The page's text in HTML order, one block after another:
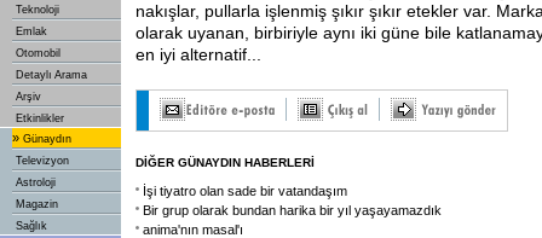
Teknoloji
Emlak
Otomobil
Detaylı Arama
Arşiv
Etkinlikler
» Günaydın
Televizyon
Astroloji
Magazin
Sağlık
nakışlar, pullarla işlenmiş şıkır şıkır etekler var.
olarak uyanan, birbiriyle aynı iki güne bile
en iyi alternatif...
DİĞER GÜNAYDIN HABERLERİ
İşi tiyatro olan sade bir vatandaşım
Bir grup olarak bundan harika bir yıl yaşayamazdık
anima'nın masal'ı